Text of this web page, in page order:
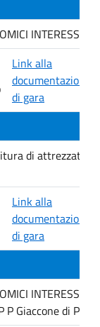
Link alla
documentazione
di gara
di
Link alla
documentazione
di gara
P Giaccone di